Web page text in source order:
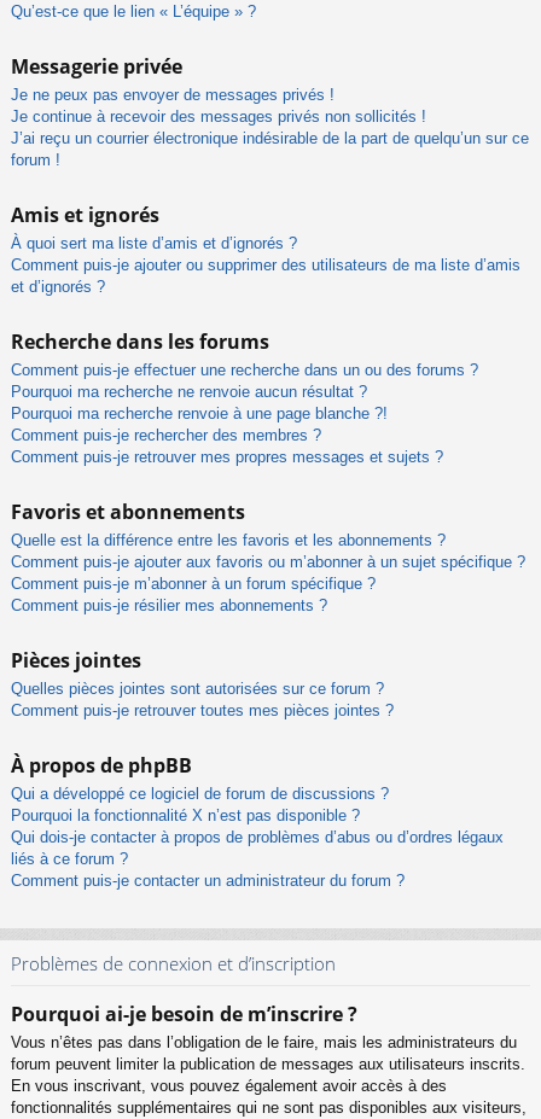
Qu’est-ce que le lien « L’équipe » ?
Messagerie privée
Je ne peux pas envoyer de messages privés !
Je continue à recevoir des messages privés non sollicités !
J’ai reçu un courrier électronique indésirable de la part de quelqu’un sur ce
forum !
Amis et ignorés
À quoi sert ma liste d’amis et d’ignorés ?
Comment puis-je ajouter ou supprimer des utilisateurs de ma liste d’amis
et d’ignorés ?
Recherche dans les forums
Comment puis-je effectuer une recherche dans un ou des forums ?
Pourquoi ma recherche ne renvoie aucun résultat ?
Pourquoi ma recherche renvoie à une page blanche ?!
Comment puis-je rechercher des membres ?
Comment puis-je retrouver mes propres messages et sujets ?
Favoris et abonnements
Quelle est la différence entre les favoris et les abonnements ?
Comment puis-je ajouter aux favoris ou m’abonner à un sujet spécifique ?
Comment puis-je m’abonner à un forum spécifique ?
Comment puis-je résilier mes abonnements ?
Pièces jointes
Quelles pièces jointes sont autorisées sur ce forum ?
Comment puis-je retrouver toutes mes pièces jointes ?
À propos de phpBB
Qui a développé ce logiciel de forum de discussions ?
Pourquoi la fonctionnalité X n’est pas disponible ?
Qui dois-je contacter à propos de problèmes d’abus ou d’ordres légaux
liés à ce forum ?
Comment puis-je contacter un administrateur du forum ?
Problèmes de connexion et d’inscription
Pourquoi ai-je besoin de m’inscrire ?
Vous n’êtes pas dans l’obligation de le faire, mais les administrateurs du
forum peuvent limiter la publication de messages aux utilisateurs inscrits.
En vous inscrivant, vous pouvez également avoir accès à des
fonctionnalités supplémentaires qui ne sont pas disponibles aux visiteurs,